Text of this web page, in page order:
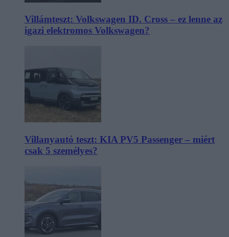
Villámteszt: Volkswagen ID. Cross – ez lenne az
igazi elektromos Volkswagen?
Villanyautó teszt: KIA PV5 Passenger – miért
csak 5 személyes?